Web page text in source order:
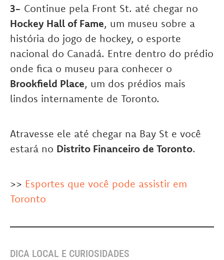
3- Continue pela Front St. até chegar no
Hockey Hall of Fame, um museu sobre a
história do jogo de hockey, o esporte
nacional do Canadá. Entre dentro do prédio
onde fica o museu para conhecer o
Brookfield Place, um dos prédios mais
lindos internamente de Toronto.
Atravesse ele até chegar na Bay St e você
estará no Distrito Financeiro de Toronto.
>> Esportes que você pode assistir em
Toronto
DICA LOCAL E CURIOSIDADES